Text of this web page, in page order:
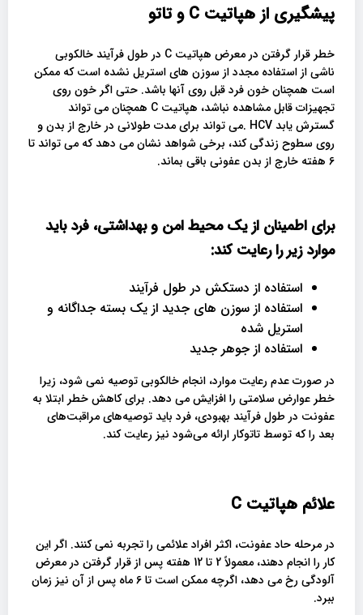
پیشگیری از هپاتیت و تاتو
خطر قرار گرفتن در معرض هپاتیت C در طول فرآیند خالکوبی
ناشی از استفاده مجدد از سوزن های استریل نشده است که ممکن
است همچنان خون فرد قبل روی آنها باشد. حتی اگر خون روی
تجهیزات قابل مشاهده نباشد، هپاتیت C همچنان می تواند
گسترش یابد HCV .می تواند برای مدت طولانی در خارج از بدن و
روی سطوح زندگی کند، برخی شواهد نشان می دهد که می تواند تا
6 هفته خارج از بدن عفونی باقی بماند.
برای اطمینان از یک محیط امن و بهداشتی، فرد باید
موارد زیر را رعایت کند:
استفاده از دستکش در طول فرآیند
استفاده از سوزن های جدید از یک بسته جداگانه و
استریل شده
استفاده از جوهر جدید
در صورت عدم رعایت موارد، انجام خالکوبی توصیه نمی شود، زیرا
خطر عوارض سلامتی را افزایش می دهد. برای کاهش خطر ابتلا به
عفونت در طول فرآیند بهبودی، فرد باید توصیه‌های مراقبت‌های
بعد را که توسط تاتوکار ارائه می‌شود نیز رعایت کند.
علائم هپاتیت
در مرحله حاد عفونت، اکثر افراد علائمی را تجربه نمی کنند. اگر این
کار را انجام دهند، معمولاً 2 تا 12 هفته پس از قرار گرفتن در معرض
آلودگی رخ می دهد، اگرچه ممکن است تا 6 ماه پس از آن نیز زمان
ببرد.